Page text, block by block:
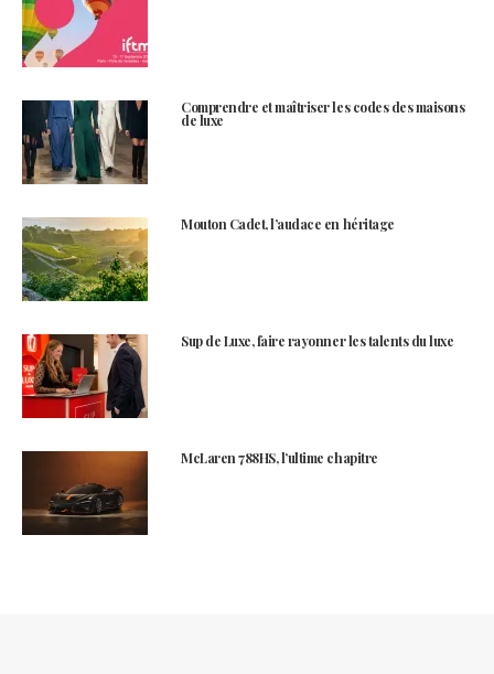
Comprendre et maîtriser les codes des maisons
de luxe
Mouton Cadet, l’audace en héritage
Sup de Luxe, faire rayonner les talents du luxe
McLaren 788HS, l’ultime chapitre